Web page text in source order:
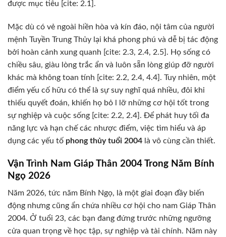
được mục tiêu [cite: 2.1].
Mặc dù có vẻ ngoài hiền hòa và kín đáo, nội tâm của người
mệnh Tuyền Trung Thủy lại khá phong phú và dễ bị tác động
bởi hoàn cảnh xung quanh [cite: 2.3, 2.4, 2.5]. Họ sống có
chiều sâu, giàu lòng trắc ẩn và luôn sẵn lòng giúp đỡ người
khác mà không toan tính [cite: 2.2, 2.4, 4.4]. Tuy nhiên, một
điểm yếu cố hữu có thể là sự suy nghĩ quá nhiều, đôi khi
thiếu quyết đoán, khiến họ bỏ l lỡ những cơ hội tốt trong
sự nghiệp và cuộc sống [cite: 2.2, 2.4]. Để phát huy tối đa
năng lực và hạn chế các nhược điểm, việc tìm hiểu và áp
dụng các yếu tố phong thủy tuổi 2004 là vô cùng cần thiết.
Vận Trình Nam Giáp Thân 2004 Trong Năm Bính
Ngọ 2026
Năm 2026, tức năm Bính Ngọ, là một giai đoạn đầy biến
động nhưng cũng ẩn chứa nhiều cơ hội cho nam Giáp Thân
2004. Ở tuổi 23, các bạn đang đứng trước những ngưỡng
cửa quan trọng về học tập, sự nghiệp và tài chính. Năm này